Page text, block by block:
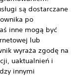
są dostarczane
po
inne mogą być
lub
wyraża zgodę na
uaktualnień i
innymi